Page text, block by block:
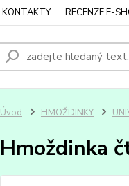
KONTAKTY RECENZE E-
Úvod HMOŽDINKY
Hmoždinka